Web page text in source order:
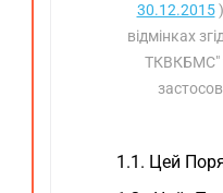
30.12.2015
відмінках
ТКВКБМС"
1.1. Цей